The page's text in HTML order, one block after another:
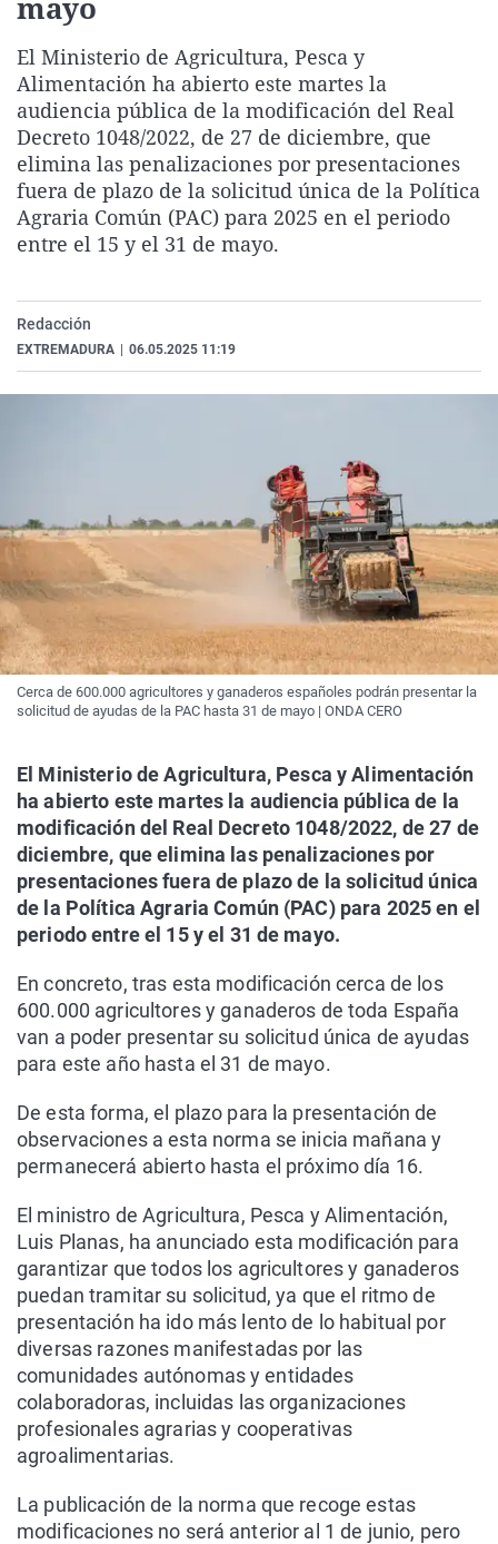
Gente viajera
Como el perro y el
Retornados
Equipo de
Operación Viuda
Galicia
La Rioja
Navarra
País Vasco
Televisión
Elecciones
El Ministerio de Agricultura, Pesca y
Alimentación ha abierto este martes la
audiencia pública de la modificación del Real
Decreto 1048/2022, de 27 de diciembre, que
elimina las penalizaciones por presentaciones
fuera de plazo de la solicitud única de la Política
Agraria Común (PAC) para 2025 en el periodo
entre el 15 y el 31 de mayo.
Redacción
EXTREMADURA 06.05.2025 11:19
Cerca de 600.000 agricultores y ganaderos españoles podrán presentar la
solicitud de ayudas de la PAC hasta 31 de mayo | ONDA CERO
El Ministerio de Agricultura, Pesca y Alimentación
ha abierto este martes la audiencia pública de la
modificación del Real Decreto 1048/2022, de 27 de
diciembre, que elimina las penalizaciones por
presentaciones fuera de plazo de la solicitud única
de la Política Agraria Común (PAC) para 2025 en el
periodo entre el 15 y el 31 de mayo.
En concreto, tras esta modificación cerca de los
600.000 agricultores y ganaderos de toda España
van a poder presentar su solicitud única de ayudas
para este año hasta el 31 de mayo.
De esta forma, el plazo para la presentación de
observaciones a esta norma se inicia mañana y
permanecerá abierto hasta el próximo día 16.
El ministro de Agricultura, Pesca y Alimentación,
Luis Planas, ha anunciado esta modificación para
garantizar que todos los agricultores y ganaderos
puedan tramitar su solicitud, ya que el ritmo de
presentación ha ido más lento de lo habitual por
diversas razones manifestadas por las
comunidades autónomas y entidades
colaboradoras, incluidas las organizaciones
profesionales agrarias y cooperativas
agroalimentarias.
La publicación de la norma que recoge estas
modificaciones no será anterior al 1 de junio, pero